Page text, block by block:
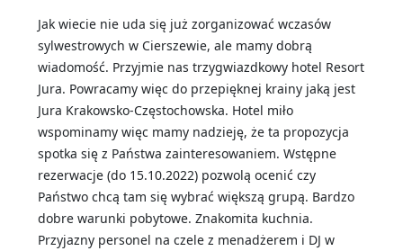
Jak wiecie nie uda się już zorganizować wczasów
sylwestrowych w Cierszewie, ale mamy dobrą
wiadomość. Przyjmie nas trzygwiazdkowy hotel Resort
Jura. Powracamy więc do przepięknej krainy jaką jest
Jura Krakowsko-Częstochowska. Hotel miło
wspominamy więc mamy nadzieję, że ta propozycja
spotka się z Państwa zainteresowaniem. Wstępne
rezerwacje (do 15.10.2022) pozwolą ocenić czy
Państwo chcą tam się wybrać większą grupą. Bardzo
dobre warunki pobytowe. Znakomita kuchnia.
Przyjazny personel na czele z menadżerem i DJ w